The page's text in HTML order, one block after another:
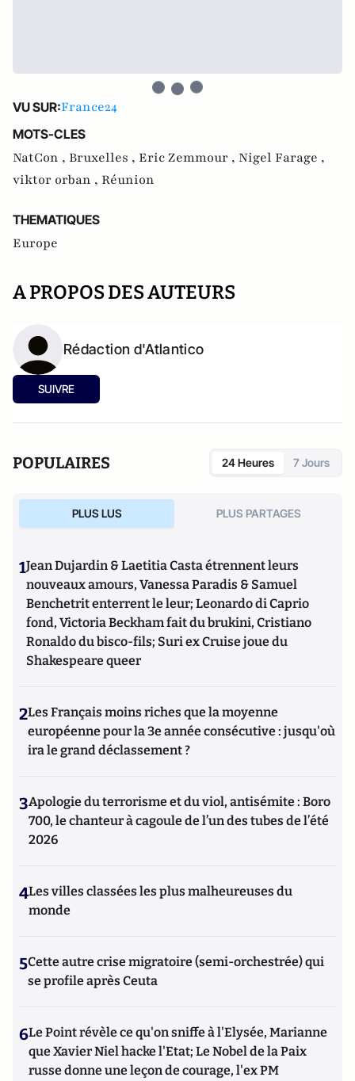
VU SUR:France24
MOTS-CLES
NatCon , Bruxelles , Eric Zemmour , Nigel Farage ,
viktor orban , Réunion
THEMATIQUES
Europe
A PROPOS DES AUTEURS
Rédaction d'Atlantico
SUIVRE
POPULAIRES 24 Heures 7 Jours
PLUS LUS PLUS PARTAGES
1Jean Dujardin & Laetitia Casta étrennent leurs
nouveaux amours, Vanessa Paradis & Samuel
Benchetrit enterrent le leur; Leonardo di Caprio
fond, Victoria Beckham fait du brukini, Cristiano
Ronaldo du bisco-fils; Suri ex Cruise joue du
Shakespeare queer
2Les Français moins riches que la moyenne
européenne pour la 3e année consécutive : jusqu'où
ira le grand déclassement ?
3Apologie du terrorisme et du viol, antisémite : Boro
700, le chanteur à cagoule de l’un des tubes de l’été
2026
4Les villes classées les plus malheureuses du
monde
5Cette autre crise migratoire (semi-orchestrée) qui
se profile après Ceuta
6Le Point révèle ce qu'on sniffe à l'Elysée, Marianne
que Xavier Niel hacke l'Etat; Le Nobel de la Paix
russe donne une leçon de courage, l'ex PM